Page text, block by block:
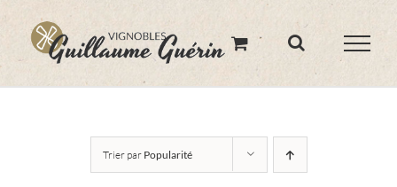
content
Trier par Popularité